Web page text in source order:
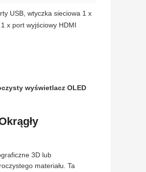
USB, wtyczka sieciowa 1 x
x port wyjściowy HDMI
wyświetlacz OLED
3D lub
materiału. Ta